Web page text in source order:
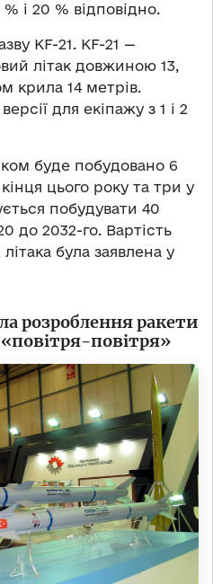
і 20 % відповідно.
KF-21. KF-21 —
літак довжиною 13,
крила 14 метрів.
для екіпажу з 1 і 2
буде побудовано 6
цього року та три у
побудувати 40
до 2032-го. Вартість
була заявлена у
розроблення ракети
«повітря-повітря»